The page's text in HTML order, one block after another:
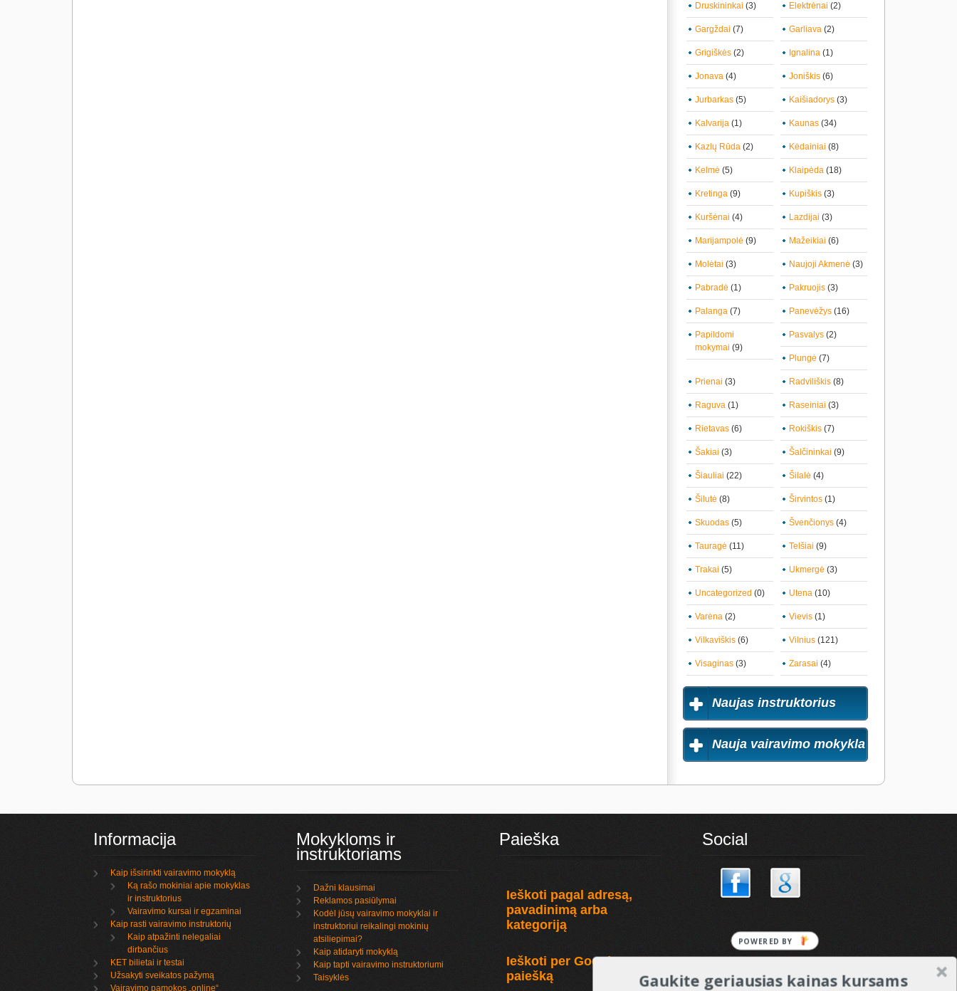
Druskininkai (3) Elektrėnai (2)
Gargždai (7) Garliava (2)
Grigiškės (2) Ignalina (1)
Jonava (4) Joniškis (6)
Jurbarkas (5) Kaišiadorys (3)
Kalvarija (1) Kaunas (34)
Kazlų Rūda (2) Kėdainiai (8)
Kelmė (5) Klaipėda (18)
Kretinga (9) Kupiškis (3)
Kuršėnai (4) Lazdijai (3)
Marijampolė (9) Mažeikiai (6)
Molėtai (3) Naujoji Akmenė (3)
Pabradė (1) Pakruojis (3)
Palanga (7) Panevėžys (16)
Papildomi
mokymai (9)
Pasvalys (2)
Plungė (7)
Prienai (3) Radviliškis (8)
Raguva (1) Raseiniai (3)
Rietavas (6) Rokiškis (7)
Šakiai (3) Šalčininkai (9)
Šiauliai (22) Šilalė (4)
Šilutė (8) Širvintos (1)
Skuodas (5) Švenčionys (4)
Tauragė (11) Telšiai (9)
Trakai (5) Ukmergė (3)
Uncategorized (0) Utena (10)
Varėna (2) Vievis (1)
Vilkaviškis (6) Vilnius (121)
Visaginas (3) Zarasai (4)
Naujas instruktorius
Nauja vairavimo mokykla
Informacija
Kaip išsirinkti vairavimo mokyklą
Ką rašo mokiniai apie mokyklas
ir instruktorius
Vairavimo kursai ir egzaminai
Kaip rasti vairavimo instruktorių
Kaip atpažinti nelegaliai
dirbančius
KET bilietai ir testai
Užsakyti sveikatos pažymą
Vairavimo pamokos „online“
Mokykloms ir
instruktoriams
Dažni klausimai
Reklamos pasiūlymai
Kodėl jūsų vairavimo mokyklai ir
instruktoriui reikalingi mokinių
atsiliepimai?
Kaip atidaryti mokyklą
Kaip tapti vairavimo instruktoriumi
Taisyklės
Paieška
Ieškoti pagal adresą,
pavadinimą arba
kategoriją
Ieškoti per Google
paiešką
Social
Gaukite geriausias kainas kursams
POWERED
BY